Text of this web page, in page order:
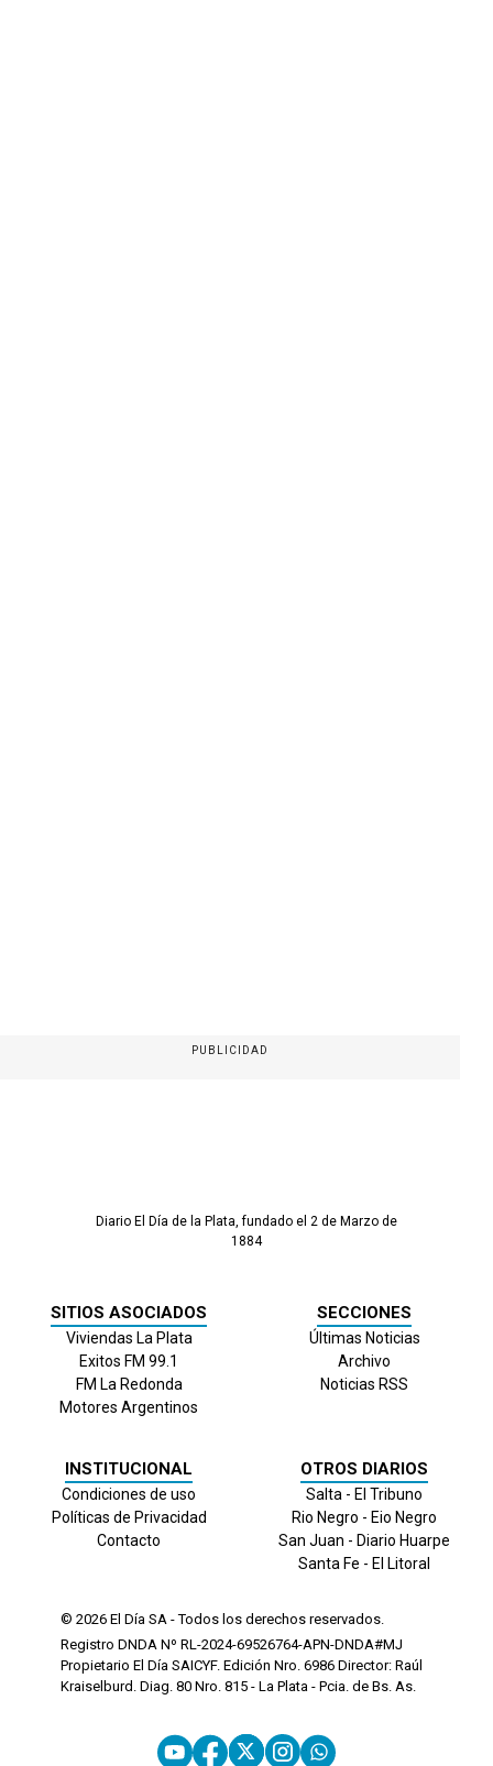
PUBLICIDAD
Diario El Día de la Plata, fundado el 2 de Marzo de
1884
SITIOS ASOCIADOS
Viviendas La Plata
Exitos FM 99.1
FM La Redonda
Motores Argentinos
SECCIONES
Últimas Noticias
Archivo
Noticias RSS
INSTITUCIONAL
Condiciones de uso
Políticas de Privacidad
Contacto
OTROS DIARIOS
Salta - El Tribuno
Rio Negro - Eio Negro
San Juan - Diario Huarpe
Santa Fe - El Litoral
© 2026 El Día SA - Todos los derechos reservados.
Registro DNDA Nº RL-2024-69526764-APN-DNDA#MJ
Propietario El Día SAICYF. Edición Nro. 6986 Director: Raúl
Kraiselburd. Diag. 80 Nro. 815 - La Plata - Pcia. de Bs. As.